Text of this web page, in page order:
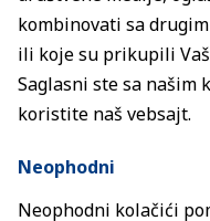
kombinovati sa
ili koje su prikupili
Saglasni ste sa našim
koristite naš vebsajt.
Neophodni
Neophodni kolačići